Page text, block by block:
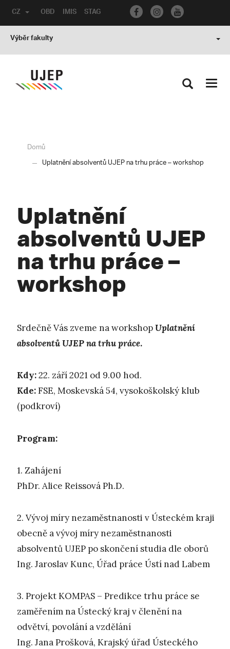
OBD IMIS STAG
CZ
Výběr fakulty
Domů
Uplatnění absolventů UJEP na trhu práce – workshop
Uplatnění
absolventů UJEP
na trhu práce –
workshop
Srdečně Vás zveme na workshopUplatnění
absolventů UJEP na trhu práce.
Kdy:22. září 2021 od 9.00 hod.
Kde:FSE, Moskevská 54, vysokoškolský klub
(podkroví)
Program:
1. Zahájení
PhDr. Alice Reissová Ph.D.
2. Vývoj míry nezaměstnanosti v Ústeckém kraji
obecně a vývoj míry nezaměstnanosti
absolventů UJEP po skončení studia dle oborů
Ing. Jaroslav Kunc, Úřad práce Ústí nad Labem
3. Projekt KOMPAS – Predikce trhu práce se
zaměřením na Ústecký kraj v členění na
odvětví, povolání a vzdělání
Ing. Jana Prošková, Krajský úřad Ústeckého